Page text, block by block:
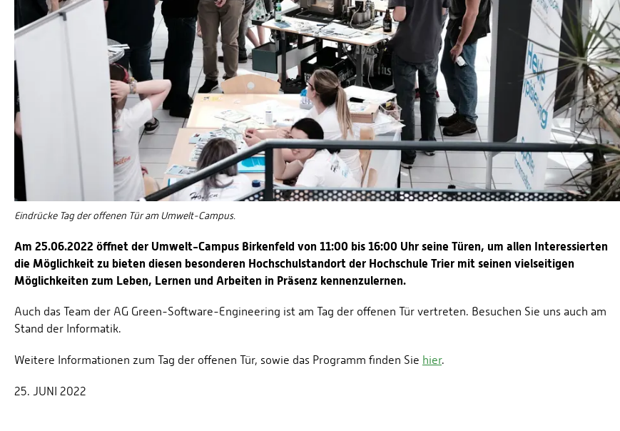
Eindrücke Tag der offenen Tür am Umwelt-Campus.
Am 25.06.2022 öffnet der Umwelt-Campus Birkenfeld von 11:00 bis 16:00 Uhr seine Türen, um allen Interessierten
die Möglichkeit zu bieten diesen besonderen Hochschulstandort der Hochschule Trier mit seinen vielseitigen
Möglichkeiten zum Leben, Lernen und Arbeiten in Präsenz kennenzulernen.
Auch das Team der AG Green-Software-Engineering ist am Tag der offenen Tür vertreten. Besuchen Sie uns auch am
Stand der Informatik.
Weitere Informationen zum Tag der offenen Tür, sowie das Programm finden Sie hier.
25. JUNI 2022